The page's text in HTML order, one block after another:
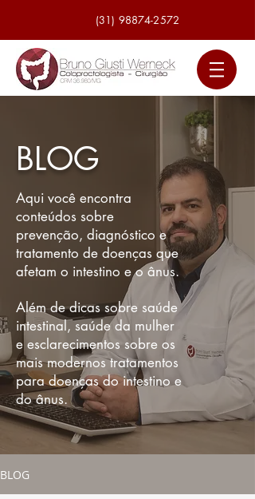
(31) 98874-2572
BLOG
Aqui você encontra
conteúdos sobre
prevenção, diagnóstico e
tratamento de doenças que
afetam o intestino e o ânus.
Além de dicas sobre saúde
intestinal, saúde da mulher
e esclarecimentos sobre os
mais modernos tratamentos
para doenças do intestino e
do ânus.
BLOG